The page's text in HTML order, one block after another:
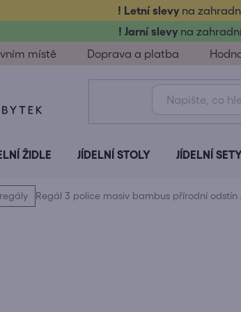
! Letní slevy na
! Jarní slevy na
místě Doprava a platba
ŽIDLE JÍDELNÍ STOLY JÍDELNÍ
Regál 3 police masiv bambus přírodní odstín